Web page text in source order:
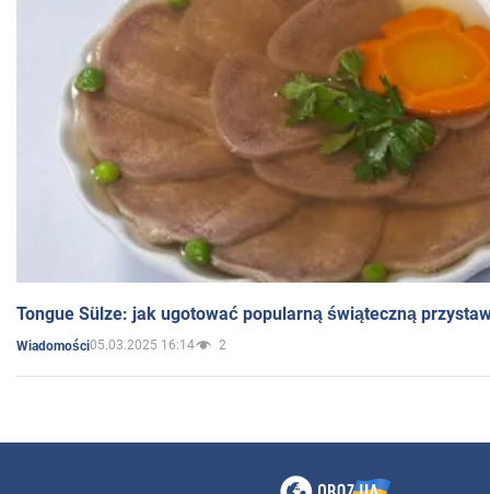
Tongue Sülze: jak ugotować popularną świąteczną
Wiadomości05.03.2025 16:14 2